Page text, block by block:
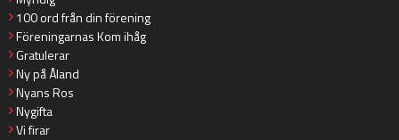
100 ord från din förening
Föreningarnas Kom ihåg
Gratulerar
Ny på Åland
Nyans Ros
Nygifta
Vi firar